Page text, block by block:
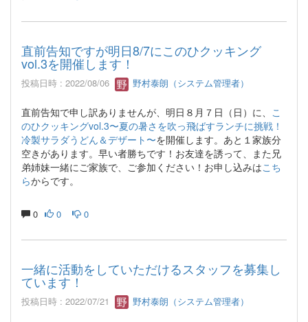
直前告知ですが明日8/7にこのひクッキング
vol.3を開催します！
投稿日時 : 2022/08/06 野村泰朗（システム管理者）
直前告知で申し訳ありませんが、明日８月７日（日）に、 こ
のひクッキングvol.3〜夏の暑さを吹っ飛ばすランチに挑戦！
冷製サラダうどん＆デザート〜を開催します。あと１家族分
空きがあります。早い者勝ちです！お友達を誘って、また兄
弟姉妹一緒にご家族で、ご参加ください！お申し込みはこち
らからです。
0 0 0
一緒に活動をしていただけるスタッフを募集し
ています！
投稿日時 : 2022/07/21 野村泰朗（システム管理者）